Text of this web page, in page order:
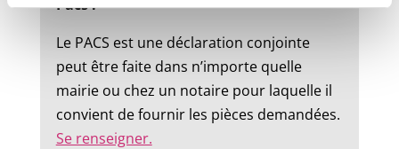
Pacs :
Le PACS est une déclaration conjointe
peut être faite dans n’importe quelle
mairie ou chez un notaire pour laquelle il
convient de fournir les pièces demandées.
Se renseigner.